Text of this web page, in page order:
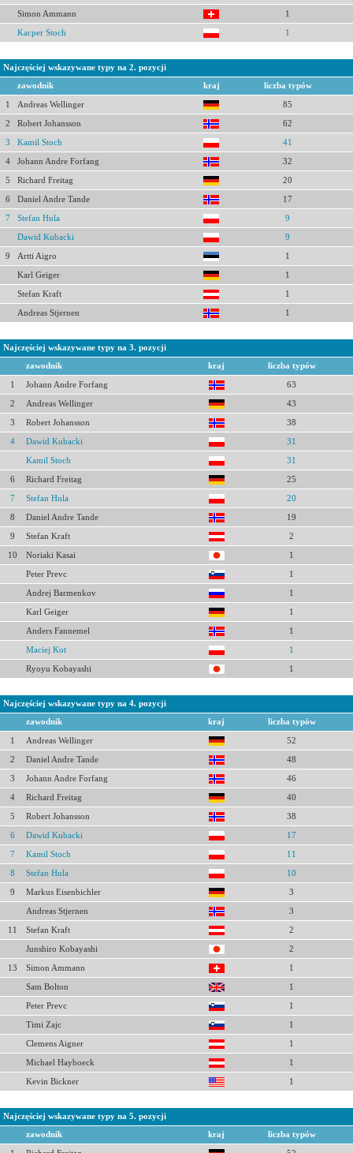
Simon Ammann 1
Kacper Stoch 1
Najczęściej wskazywane typy na 2. pozycji
zawodnik kraj liczba typów
1 Andreas Wellinger 85
2 Robert Johansson 62
3 Kamil Stoch 41
4 Johann Andre Forfang 32
5 Richard Freitag 20
6 Daniel Andre Tande 17
7 Stefan Hula 9
Dawid Kubacki 9
9 Artti Aigro 1
Karl Geiger 1
Stefan Kraft 1
Andreas Stjernen 1
Najczęściej wskazywane typy na 3. pozycji
zawodnik kraj liczba typów
1 Johann Andre Forfang 63
2 Andreas Wellinger 43
3 Robert Johansson 38
4 Dawid Kubacki 31
Kamil Stoch 31
6 Richard Freitag 25
7 Stefan Hula 20
8 Daniel Andre Tande 19
9 Stefan Kraft 2
10 Noriaki Kasai 1
Peter Prevc 1
Andrej Barmenkov 1
Karl Geiger 1
Anders Fannemel 1
Maciej Kot 1
Ryoyu Kobayashi 1
Najczęściej wskazywane typy na 4. pozycji
zawodnik kraj liczba typów
1 Andreas Wellinger 52
2 Daniel Andre Tande 48
3 Johann Andre Forfang 46
4 Richard Freitag 40
5 Robert Johansson 38
6 Dawid Kubacki 17
7 Kamil Stoch 11
8 Stefan Hula 10
9 Markus Eisenbichler 3
Andreas Stjernen 3
11 Stefan Kraft 2
Junshiro Kobayashi 2
13 Simon Ammann 1
Sam Bolton 1
Peter Prevc 1
Timi Zajc 1
Clemens Aigner 1
Michael Hayboeck 1
Kevin Bickner 1
Najczęściej wskazywane typy na 5. pozycji
zawodnik kraj liczba typów